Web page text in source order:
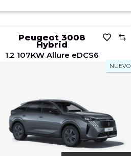
Peugeot 3008
Hybrid
1.2 107KW Allure eDCS6
NUEVO